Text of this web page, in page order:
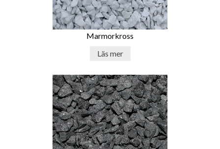
Marmorkross
Läs mer